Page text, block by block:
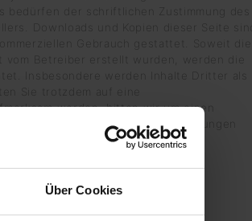
Über Cookies
bedürfen der schriftlichen Zustimmung des
Downloads und Kopien dieser Seite sind
Gebrauch gestattet. Soweit die
vom Betreiber erstellt wurden, werden die
Insbesondere werden Inhalte Dritter als
Sie trotzdem auf eine
werden, bitten wir um einen
Bekanntwerden von Rechtsverletzungen
umgehend entfernen.